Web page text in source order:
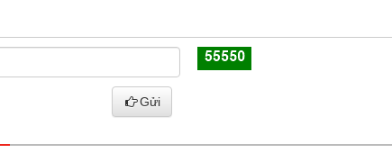
Gửi